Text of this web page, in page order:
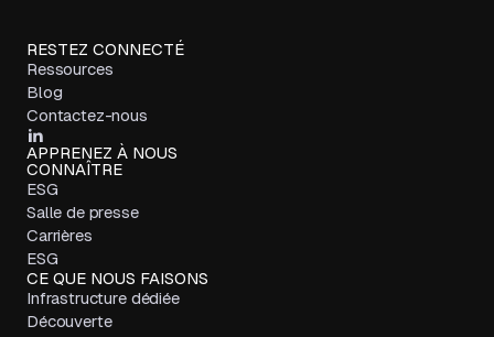
RESTEZ CONNECTÉ
Ressources
Blog
Contactez-nous
APPRENEZ À NOUS
CONNAÎTRE
ESG
Salle de presse
Carrières
ESG
CE QUE NOUS FAISONS
Infrastructure dédiée
Découverte